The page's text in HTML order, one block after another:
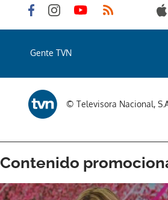
Gente TVN
© Televisora Nacional,